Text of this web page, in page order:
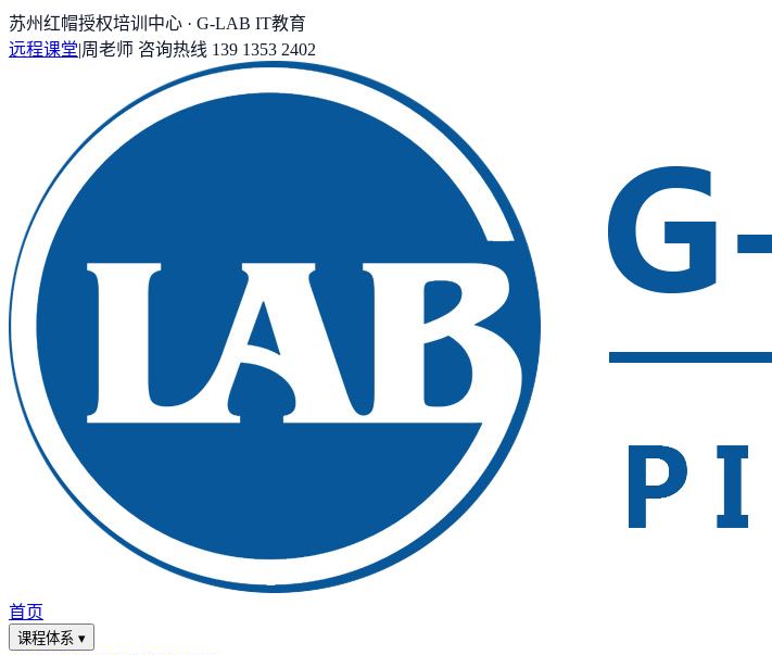
苏州红帽授权培训中心 · G-LAB IT教育
远程课堂|周老师 咨询热线 139 1353 2402
首页
课程体系 ▾